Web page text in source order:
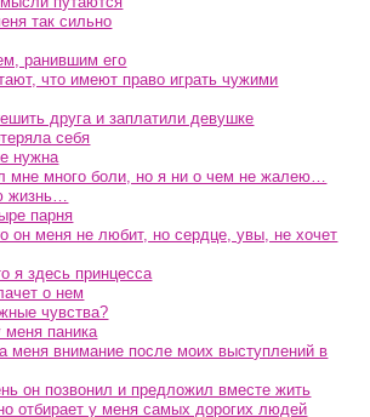
так сильно
ранившим его
что имеют право играть чужими
друга и заплатили девушке
себя
нужна
мне много боли, но я ни о чем не жалею…
жизнь…
парня
он меня не любит, но сердце, увы, не хочет
я здесь принцесса
о нем
чувства?
паника
меня внимание после моих выступлений в
он позвонил и предложил вместе жить
отбирает у меня самых дорогих людей